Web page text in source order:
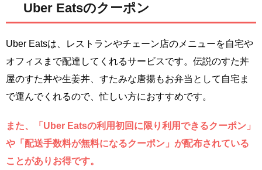
Uber Eatsのクーポン
Uber Eatsは、レストランやチェーン店のメニューを自宅や
オフィスまで配達してくれるサービスです。伝説のすた丼
屋のすた丼や生姜丼、すたみな唐揚もお弁当として自宅ま
で運んでくれるので、忙しい方におすすめです。
また、「Uber Eatsの利用初回に限り利用できるクーポン」
や「配送手数料が無料になるクーポン」が配布されている
ことがありお得です。